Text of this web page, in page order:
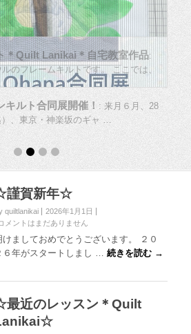
ルト合同展開催！ : 来月６月、28
、東京・神楽坂のギャ …
＊Quilt Lanikai＊自宅教室作品:
のフレームキルトです。 ここでは、
謹賀新年☆
quiltlanikai
2026年1月1日
メントはまだありません
けましておめでとうございます。 ２０
６年がスタートしまし … 続きを読む →
近のレッスン＊Quilt